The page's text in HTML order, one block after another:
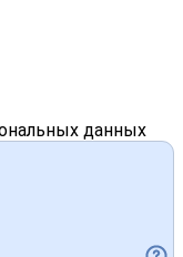
данных